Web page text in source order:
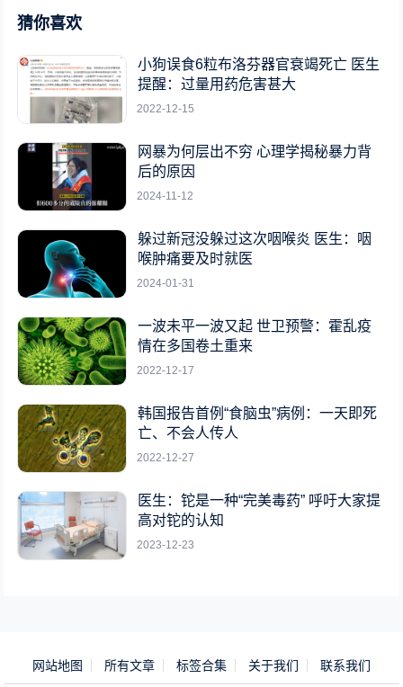
猜你喜欢
小狗误食6粒布洛芬器官衰竭死亡 医生
提醒：过量用药危害甚大
2022-12-15
网暴为何层出不穷 心理学揭秘暴力背
后的原因
2024-11-12
躲过新冠没躲过这次咽喉炎 医生：咽
喉肿痛要及时就医
2024-01-31
一波未平一波又起 世卫预警：霍乱疫
情在多国卷土重来
2022-12-17
韩国报告首例“食脑虫”病例：一天即死
亡、不会人传人
2022-12-27
医生：铊是一种“完美毒药” 呼吁大家提
高对铊的认知
2023-12-23
网站地图 所有文章 标签合集 关于我们 联系我们